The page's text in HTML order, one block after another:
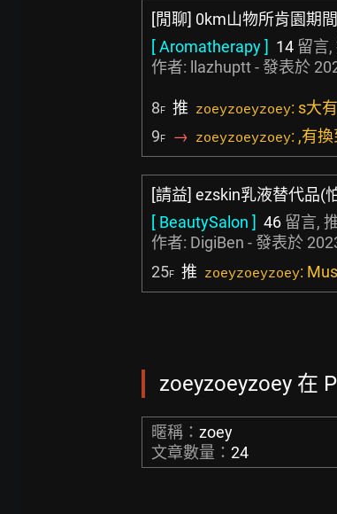
[閒聊] 0km山物所肯園期
[ Aromatherapy ] 14 留言,
作者:
llazhuptt- 發表於
8F 推 zoeyzoeyzoey: s大
9F → zoeyzoeyzoey: ,有
[請益] ezskin乳液替代品(
[ BeautySalon ] 46 留言,
作者: DigiBen - 發表於
25F 推 zoeyzoeyzoey:
zoeyzoeyzoey 在
暱稱： zoey
文章數量： 24